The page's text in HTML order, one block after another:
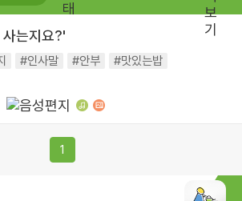
#링컨학교
력
사는지요?'
#인사말 #안부
#맛있는밥
1